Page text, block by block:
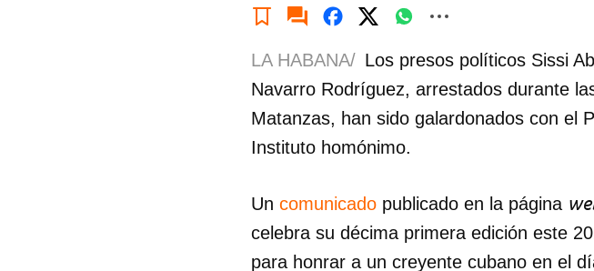
LA HABANA/ Los presos políticos Sissi
Navarro Rodríguez, arrestados durante
Matanzas, han sido galardonados con el
Instituto homónimo.
Un comunicado publicado en la página
celebra su décima primera edición este
para honrar a un creyente cubano en el